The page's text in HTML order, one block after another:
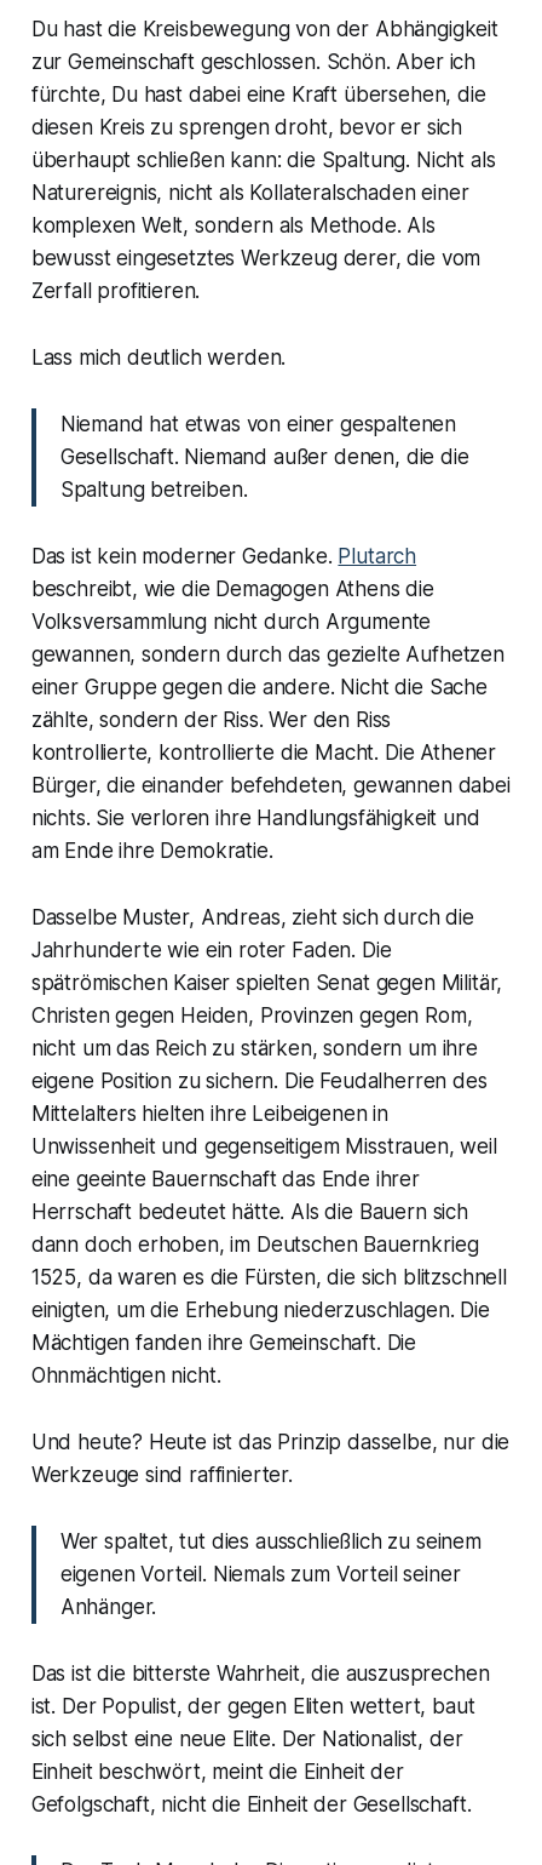
Du hast die Kreisbewegung von der Abhängigkeit
zur Gemeinschaft geschlossen. Schön. Aber ich
fürchte, Du hast dabei eine Kraft übersehen, die
diesen Kreis zu sprengen droht, bevor er sich
überhaupt schließen kann: die Spaltung. Nicht als
Naturereignis, nicht als Kollateralschaden einer
komplexen Welt, sondern als Methode. Als
bewusst eingesetztes Werkzeug derer, die vom
Zerfall profitieren.
Lass mich deutlich werden.
Niemand hat etwas von einer gespaltenen
Gesellschaft. Niemand außer denen, die die
Spaltung betreiben.
Das ist kein moderner Gedanke. Plutarch
beschreibt, wie die Demagogen Athens die
Volksversammlung nicht durch Argumente
gewannen, sondern durch das gezielte Aufhetzen
einer Gruppe gegen die andere. Nicht die Sache
zählte, sondern der Riss. Wer den Riss
kontrollierte, kontrollierte die Macht. Die Athener
Bürger, die einander befehdeten, gewannen dabei
nichts. Sie verloren ihre Handlungsfähigkeit und
am Ende ihre Demokratie.
Dasselbe Muster, Andreas, zieht sich durch die
Jahrhunderte wie ein roter Faden. Die
spätrömischen Kaiser spielten Senat gegen Militär,
Christen gegen Heiden, Provinzen gegen Rom,
nicht um das Reich zu stärken, sondern um ihre
eigene Position zu sichern. Die Feudalherren des
Mittelalters hielten ihre Leibeigenen in
Unwissenheit und gegenseitigem Misstrauen, weil
eine geeinte Bauernschaft das Ende ihrer
Herrschaft bedeutet hätte. Als die Bauern sich
dann doch erhoben, im Deutschen Bauernkrieg
1525, da waren es die Fürsten, die sich blitzschnell
einigten, um die Erhebung niederzuschlagen. Die
Mächtigen fanden ihre Gemeinschaft. Die
Ohnmächtigen nicht.
Und heute? Heute ist das Prinzip dasselbe, nur die
Werkzeuge sind raffinierter.
Wer spaltet, tut dies ausschließlich zu seinem
eigenen Vorteil. Niemals zum Vorteil seiner
Anhänger.
Das ist die bitterste Wahrheit, die auszusprechen
ist. Der Populist, der gegen Eliten wettert, baut
sich selbst eine neue Elite. Der Nationalist, der
Einheit beschwört, meint die Einheit der
Gefolgschaft, nicht die Einheit der Gesellschaft.